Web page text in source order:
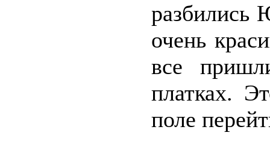
разбились
очень
все
платках.
поле